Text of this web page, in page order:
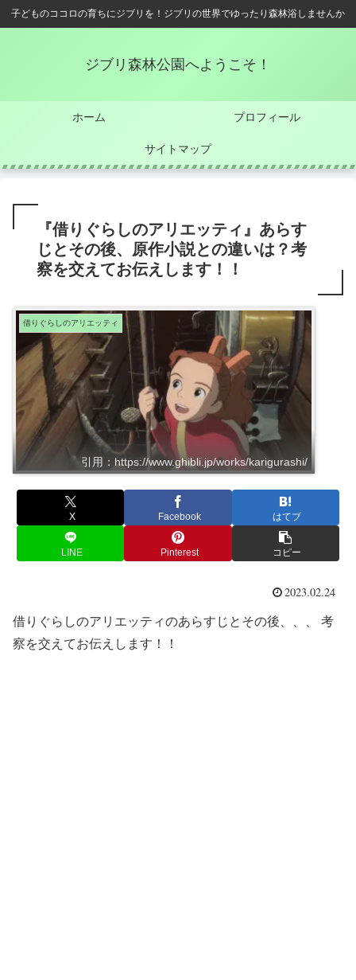
子どものココロの育ちにジブリを！ジブリの世界でゆったり森林浴しませんか
ジブリ森林公園へようこそ！
ホーム プロフィール
サイトマップ
『借りぐらしのアリエッティ』あらす
じとその後、原作小説との違いは？考
察を交えてお伝えします！！
借りぐらしのアリエッティ
引用：https://www.ghibli.jp/works/karigurashi/
X Facebook はてブ
LINE Pinterest コピー
2023.02.24
借りぐらしのアリエッティのあらすじとその後、、、 考
察を交えてお伝えします！！